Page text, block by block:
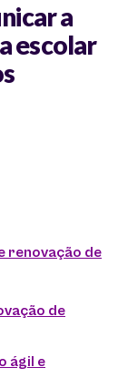
a
escolar
renovação de
de
ágil e